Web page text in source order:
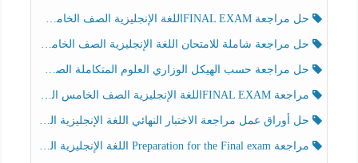
حل مراجعة FINAL EXAMاللغة الإنجليزية الصف الخامس الفصل الثالث
حل مراجعة شاملة للامتحان اللغة الإنجليزية الصف الخامس الفصل الثالث
حل مراجعة حسب الهيكل الوزاري العلوم المتكاملة الصف الخامس عام الفصل الثالث
مراجعة FINAL EXAMاللغة الإنجليزية الصف الخامس الفصل الثالث
حل أوراق عمل مراجعة الاختبار النهائي اللغة الإنجليزية الصف الرابع الفصل الثالث
مراجعة Preparation for the Final exam اللغة الإنجليزية الصف الرابع الفصل الثالث